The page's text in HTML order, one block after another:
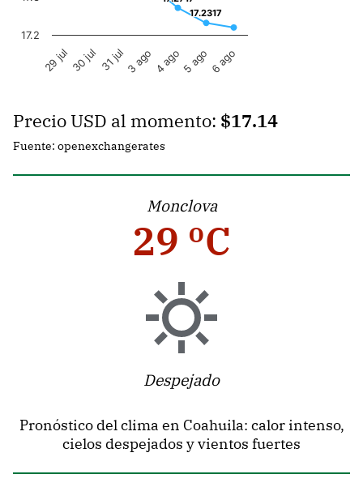
Precio USD al momento: $17.14
Fuente: openexchangerates
Monclova
29 ºC
Despejado
Pronóstico del clima en Coahuila: calor intenso,
cielos despejados y vientos fuertes